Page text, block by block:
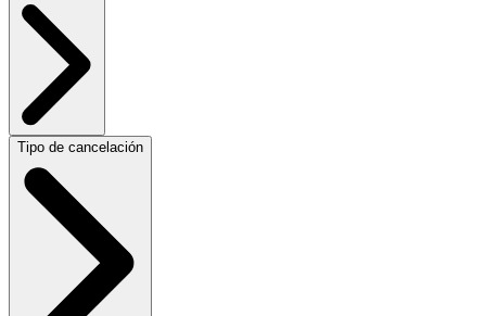
Tipo de cancelación